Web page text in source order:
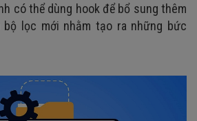
có thể dùng hook để bổ sung thêm
lọc mới nhằm tạo ra những bức